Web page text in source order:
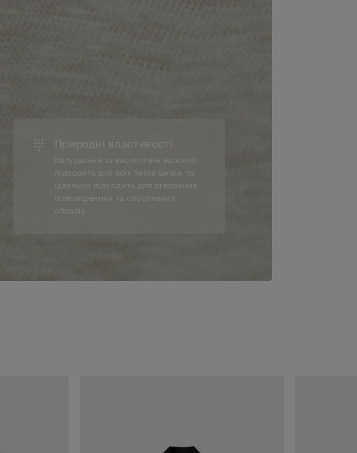
Природні властивості
Натуральне та екологічне волокно
підходить для всіх типів шкіри, та
ідеально підходить для створення
повсякденних та спортивних
образів.